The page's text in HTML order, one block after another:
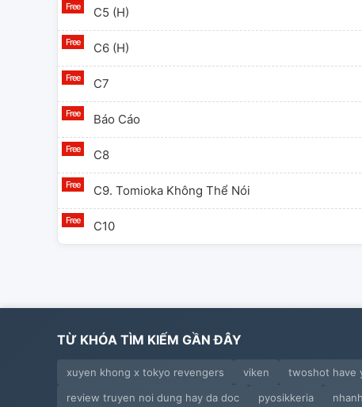
C5 (H)
C6 (H)
C7
Báo Cáo
C8
C9. Tomioka Không Thể Nói
C10
TỪ KHÓA TÌM KIẾM GẦN ĐÂY
xuyen khong x tokyo revengers viken twoshot have
review truyen noi dung hay da doc
pyosikkeria